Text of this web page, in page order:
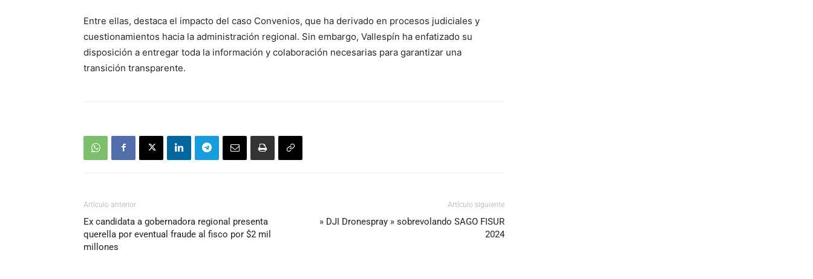
Entre ellas, destaca el impacto del caso Convenios, que ha derivado en procesos judiciales y
cuestionamientos hacia la administración regional. Sin embargo, Vallespín ha enfatizado su
disposición a entregar toda la información y colaboración necesarias para garantizar una
transición transparente.
Artículo anterior
Ex candidata a gobernadora regional presenta
querella por eventual fraude al fisco por $2 mil
millones
Artículo siguiente
» DJI Dronespray » sobrevolando SAGO FISUR
2024